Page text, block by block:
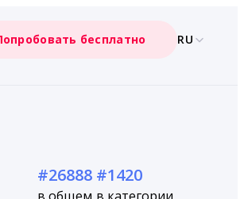
бесплатно RU
#26888 #1420